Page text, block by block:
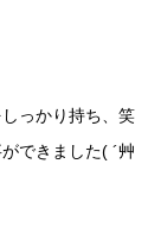
っかり持ち、笑
できました( ´艸